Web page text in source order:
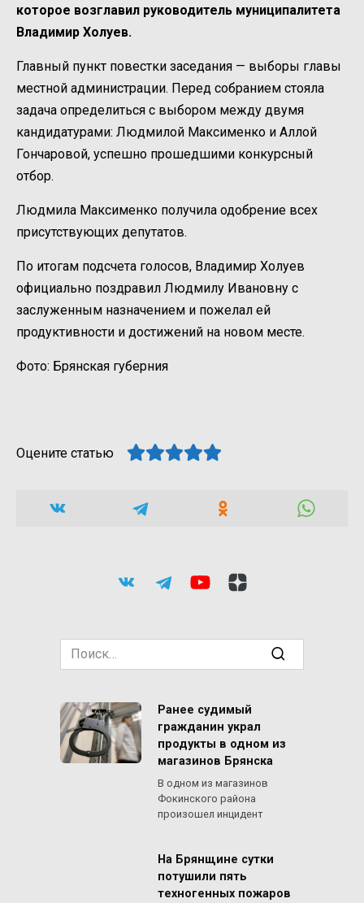
которое возглавил руководитель муниципалитета
Владимир Холуев.
Главный пункт повестки заседания — выборы главы
местной администрации. Перед собранием стояла
задача определиться с выбором между двумя
кандидатурами: Людмилой Максименко и Аллой
Гончаровой, успешно прошедшими конкурсный
отбор.
Людмила Максименко получила одобрение всех
присутствующих депутатов.
По итогам подсчета голосов, Владимир Холуев
официально поздравил Людмилу Ивановну с
заслуженным назначением и пожелал ей
продуктивности и достижений на новом месте.
Фото: Брянская губерния
Оцените статью
Search
for:
Ранее судимый
гражданин украл
продукты в одном из
магазинов Брянска
В одном из магазинов
Фокинского района
произошел инцидент
На Брянщине сутки
потушили пять
техногенных пожаров